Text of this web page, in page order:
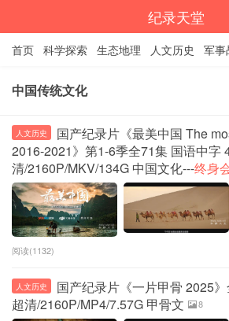
纪录天堂
首页 科学探索 生态地理 人文历史 军事
经典纪录 4K纪录片
中国传统文化
人文历史
国产纪录片《最美中国 The
2016-2021》第1-6季全71集 国语中字
清/2160P/MKV/134G 中国文化---终身
阅读(1132)
人文历史
国产纪录片《一片甲骨 2025
超清/2160P/MP4/7.57G 甲骨文
8